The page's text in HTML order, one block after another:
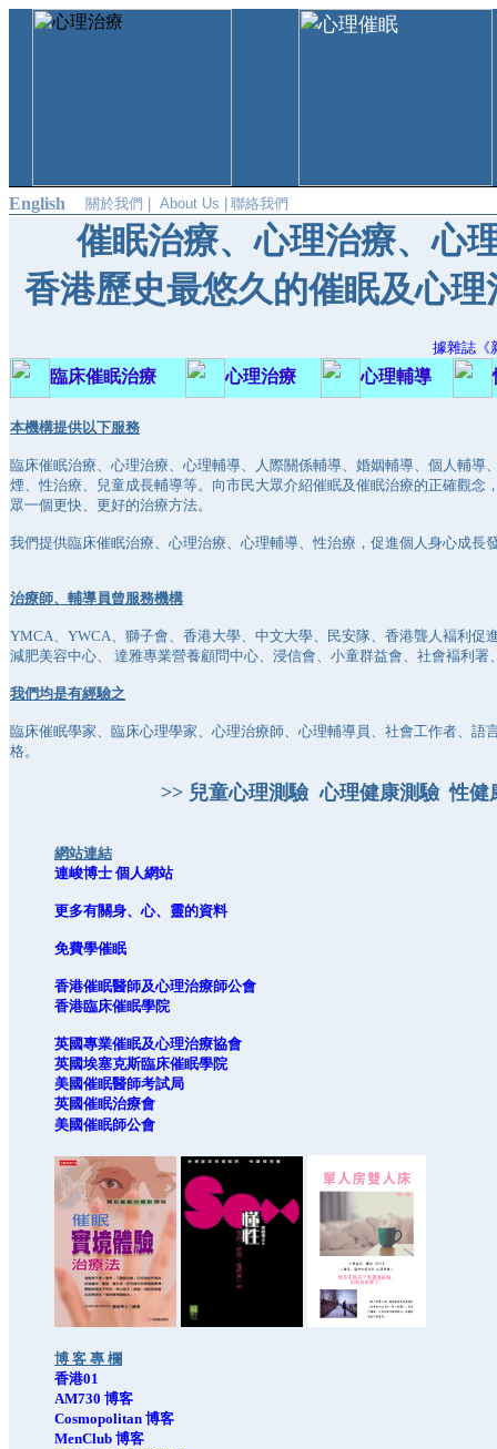
English 關於我們 | About Us | 聯絡我們
催眠治療、心理治療、心
香港歷史最悠久的催眠及心理
據雜誌《
臨床催眠治療 心理治療 心理輔導
本機構提供以下服務
臨床催眠治療、心理治療、心理輔導、人際關係輔導、婚姻輔導、個人輔導
煙、性治療、兒童成長輔導等。向市民大眾介紹催眠及催眠治療的正確觀念
眾一個更快、更好的治療方法。
我們提供臨床催眠治療、心理治療、心理輔導、性治療，促進個人身心成長
治療師、輔導員曾服務機構
YMCA、YWCA、獅子會、香港大學、中文大學、民安隊、香港聾人褔利促
減肥美容中心、 達雅專業營養顧問中心、浸信會、小童群益會、社會褔利署
我們均是有經驗之
臨床催眠學家、臨床心理學家、心理治療師、心理輔導員、社會工作者、語
格。
>> 兒童心理測驗 心理健康測驗 性健
網站連結
連峻博士 個人網站
更多有關身、心、靈的資料
免費學催眠
香港催眠醫師及心理治療師公會
香港臨床催眠學院
英國專業催眠及心理治療協會
英國埃塞克斯臨床催眠學院
美國催眠醫師考試局
英國催眠治療會
美國催眠師公會
博 客 專 欄
香港01
AM730 博客
Cosmopolitan 博客
MenClub 博客